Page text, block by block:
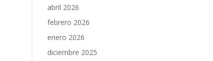
abril 2026
febrero 2026
enero 2026
diciembre 2025